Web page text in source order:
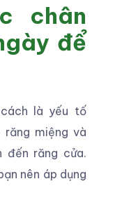
chân
để
là yếu tố
miệng và
đến răng cửa.
nên áp dụng